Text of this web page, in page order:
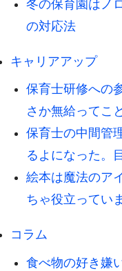
冬の保育園はノ
の対応法
キャリアアップ
保育士研修への
さか無給ってこ
保育士の中間管
るよになった。
絵本は魔法のア
ちゃ役立ってい
コラム
食べ物の好き嫌